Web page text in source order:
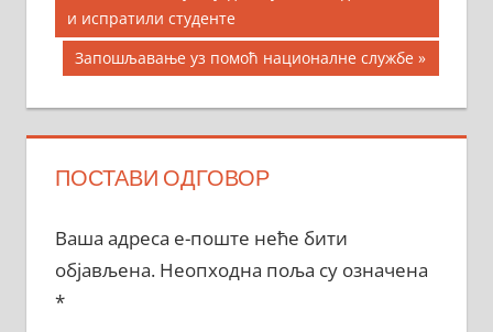
чланка
Post:
и испратили студенте
Next
Post:
Запошљавање уз помоћ националне службе
ПОСТАВИ ОДГОВОР
Ваша адреса е-поште неће бити
објављена. Неопходна поља су означена
*